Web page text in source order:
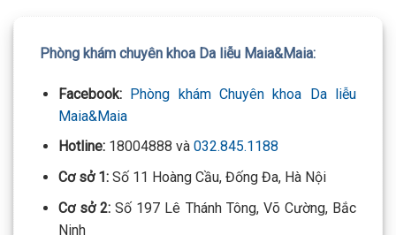
Phòng khám chuyên khoa Da liễu Maia&Maia:
Facebook: Phòng khám Chuyên khoa Da liễu
Maia&Maia
Hotline:18004888 và 032.845.1188
Cơ sở 1: Số 11 Hoàng Cầu, Đống Đa, Hà Nội
Cơ sở 2: Số 197 Lê Thánh Tông, Võ Cường, Bắc
Ninh